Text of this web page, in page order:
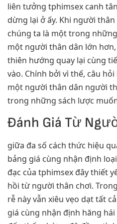
liên tưởng tphimsex canh
dừng lại ở ấy. Khi người
chúng ta là một trong
một người thân dân lớn
thiên hướng quay lại cùng
vào. Chính bởi vì thế, câu
một người thân dân người
trong những sách lược
Đánh Giá Từ
giữa đa số cách thức hiệu
bảng giá cùng nhận định
đạc của tphimsex đây thiết
hồi từ người thân chơi.
rễ này vẫn xiêu vẹo dạt tất
giá cùng nhận định hăng